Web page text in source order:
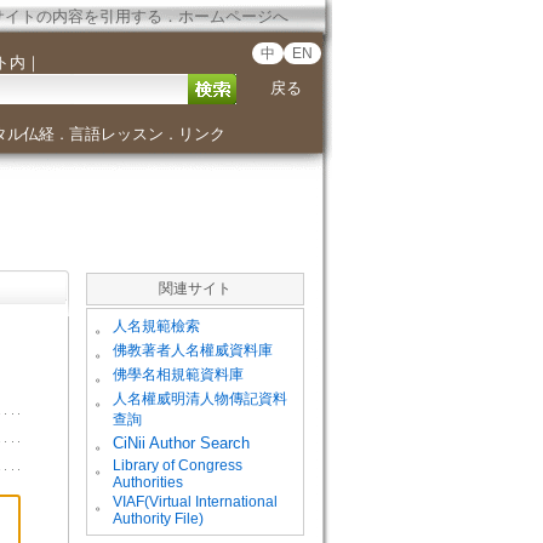
イトの内容を引用する．ホームページへ
内 ｜ 中 EN
戻る
ル仏経． 言語レッスン ． リンク
関連サイト
。 人名規範檢索
。 佛教著者人名權威資料庫
。 佛學名相規範資料庫
。
人名權威明清人物傳記資料
查詢
。
CiNii Author Search
。
Library of Congress
Authorities
。
VIAF(Virtual International
Authority File)